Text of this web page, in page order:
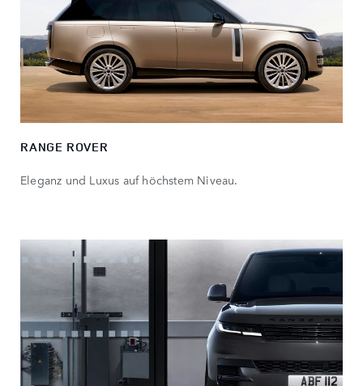
RANGE ROVER
Eleganz und Luxus auf höchstem Niveau.